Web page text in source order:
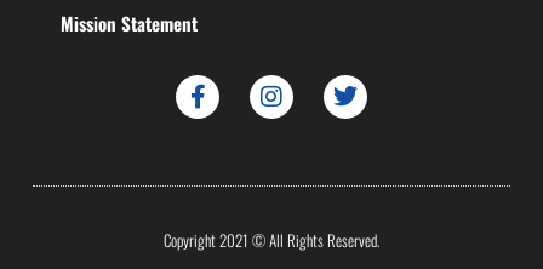
Mission Statement
Copyright 2021 © All Rights Reserved.